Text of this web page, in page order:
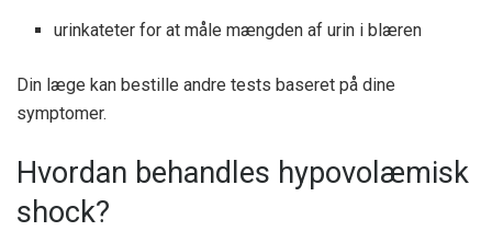
urinkateter for at måle mængden af ​​urin i blæren
Din læge kan bestille andre tests baseret på dine
symptomer.
Hvordan behandles hypovolæmisk
shock?